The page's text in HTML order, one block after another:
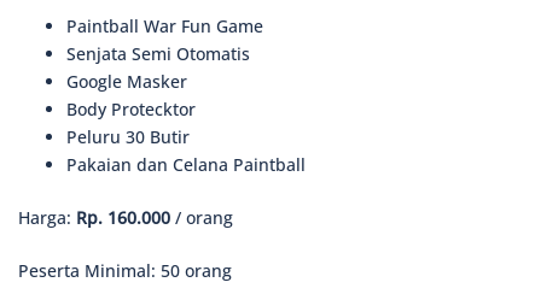
Paintball War Fun Game
Senjata Semi Otomatis
Google Masker
Body Protecktor
Peluru 30 Butir
Pakaian dan Celana Paintball
Harga: Rp. 160.000 / orang
Peserta Minimal: 50 orang